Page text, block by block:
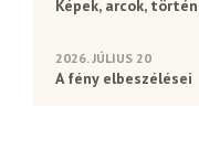
Képek, arcok,
2026. JÚLIUS 20
A fény elbeszélései